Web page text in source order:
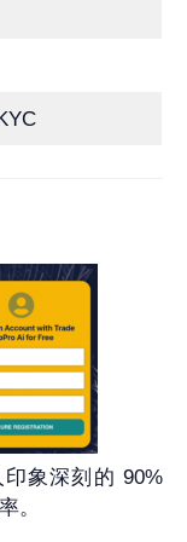
印象深刻的 90%
。